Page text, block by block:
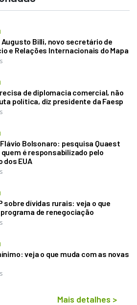
Augusto Billi, novo secretário de
e Relações Internacionais do Mapa
de diplomacia comercial, não
política, diz presidente da Faesp
Bolsonaro: pesquisa Quaest
é responsabilizado pelo
EUA
sobre dívidas rurais: veja o que
programa de renegociação
veja o que muda com as novas
Mais detalhes >